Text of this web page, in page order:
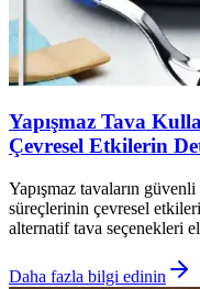
Yapışmaz Tava
Çevresel Etkilerin
Yapışmaz tavaların
süreçlerinin çevresel
alternatif tava seçenekleri
Daha fazla bilgi edinin